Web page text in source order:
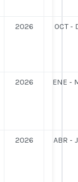
2026 OCT -
2026 ENE -
2026 ABR -